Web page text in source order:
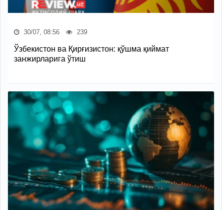
30/07, 08:56 239
Ўзбекистон ва Қирғизистон: қўшма қиймат
занжирларига ўтиш